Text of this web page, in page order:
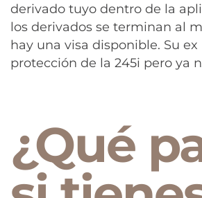
derivado tuyo dentro de la
los derivados se terminan al
hay una visa disponible. Su
protección de la 245i pero ya
¿Qué